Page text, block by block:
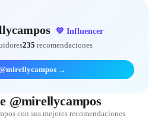
💙 Influencer
235 recomendaciones
@mirellycampos →
@mirellycampos
con sus mejores recomendaciones